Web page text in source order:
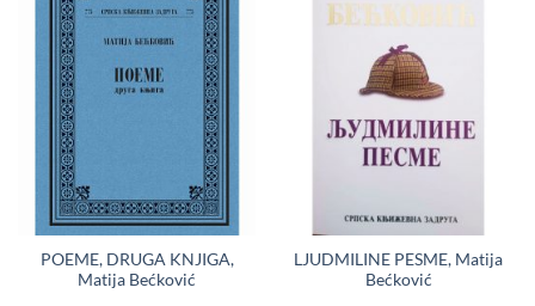
Dodaj
Listu
želja
POEME, DRUGA KNJIGA,
Matija Bećković
LJUDMILINE PESME, Matija
Bećković